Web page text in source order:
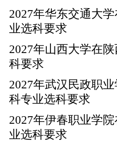
2027年华东交通大
业选科要求
2027年山西大学在
科要求
2027年武汉民政职
科专业选科要求
2027年伊春职业学
业选科要求